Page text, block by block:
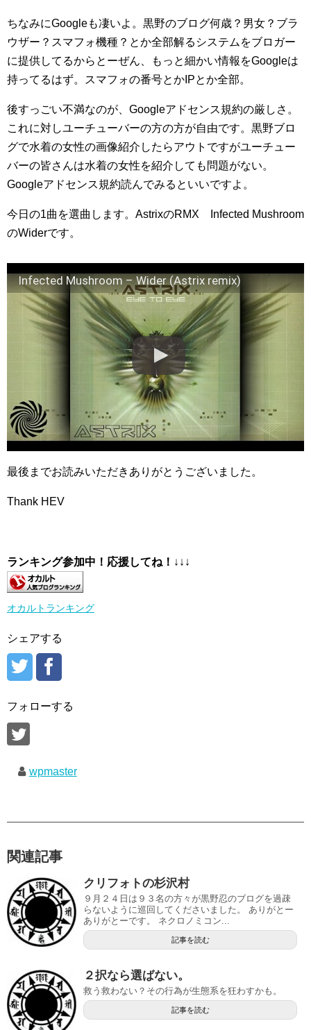
ちなみにGoogleも凄いよ。黒野のブログ何歳？男女？ブラ
ウザー？スマフォ機種？とか全部解るシステムをブロガー
に提供してるからとーぜん、もっと細かい情報をGoogleは
持ってるはず。スマフォの番号とかIPとか全部。
後すっごい不満なのが、Googleアドセンス規約の厳しさ。
これに対しユーチューバーの方の方が自由です。黒野ブロ
グで水着の女性の画像紹介したらアウトですがユーチュー
バーの皆さんは水着の女性を紹介しても問題がない。
Googleアドセンス規約読んでみるといいですよ。
今日の1曲を選曲します。AstrixのRMX Infected Mushroom
のWiderです。
Infected Mushroom – Wider (Astrix remix)
最後までお読みいただきありがとうございました。
Thank HEV
ランキング参加中！応援してね！ ↓↓↓
オカルトランキング
シェアする
フォローする
wpmaster
関連記事
クリフォトの杉沢村
９月２４日は９３名の方々が黒野忍のブログを過疎
らないように巡回してくださいました。 ありがとー
ありがとーです。 ネクロノミコン...
記事を読む
２択なら選ばない。
救う救わない？その行為が生態系を狂わすかも。
記事を読む